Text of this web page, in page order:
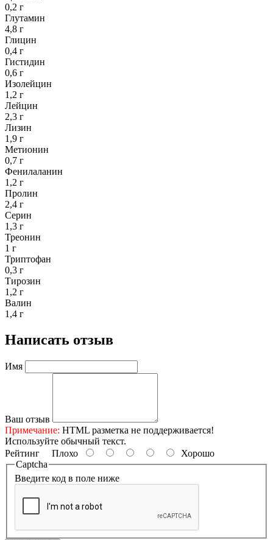
0,2 г
Глутамин
4,8 г
Глицин
0,4 г
Гистидин
0,6 г
Изолейцин
1,2 г
Лейцин
2,3 г
Лизин
1,9 г
Метионин
0,7 г
Фенилаланин
1,2 г
Пролин
2,4 г
Серин
1,3 г
Треонин
1 г
Триптофан
0,3 г
Тирозин
1,2 г
Валин
1,4 г
Написать отзыв
Имя
Ваш отзыв
Примечание: HTML разметка не поддерживается!
Используйте обычный текст.
Рейтинг Плохо
Хорошо
Captcha
Введите код в поле ниже